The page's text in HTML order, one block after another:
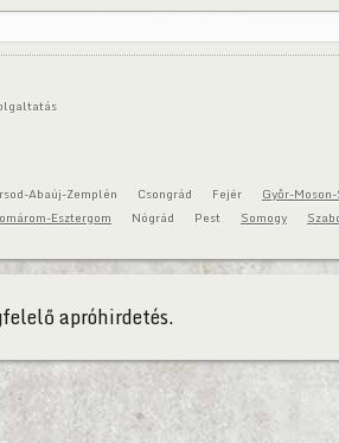
Abaúj-Zemplén Csongrád Fejér
Győr-
Esztergom Nógrád Pest Somogy
apróhirdetés.